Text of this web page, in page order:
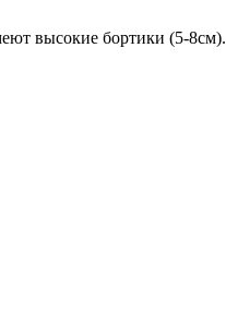
высокие бортики (5-